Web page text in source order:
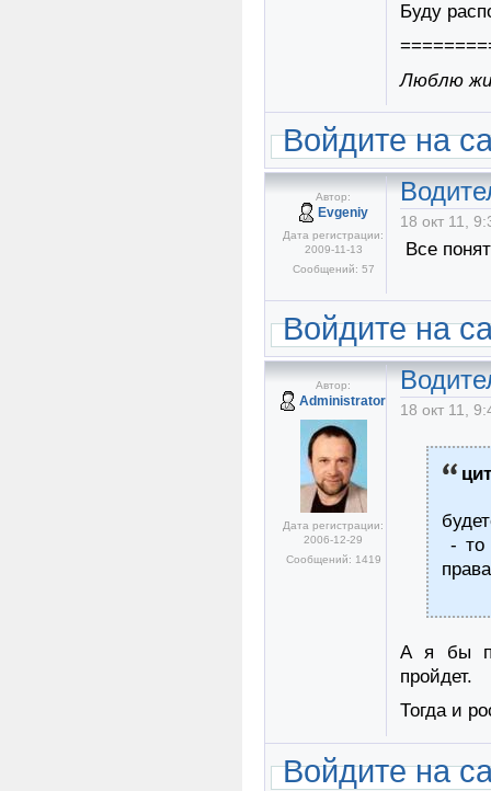
Буду
Люблю
Войдите на
Автор:
Evgeniy
Дата регистрации:
2009-11-13
Сообщений: 57
18 окт 11,
Все
Войдите на
Автор:
Administrator
Дата регистрации:
2006-12-29
Сообщений: 1419
18 окт 11,
- то
А я бы
пройдет.
Тогда и
Войдите на